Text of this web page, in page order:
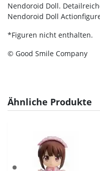
Nendoroid Doll.
Nendoroid Doll
*Figuren nicht enthalten.
© Good Smile Company
Ähnliche Produkte